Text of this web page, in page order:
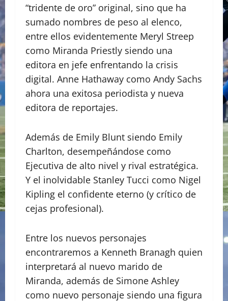
“tridente de oro” original, sino que ha
sumado nombres de peso al elenco,
entre ellos evidentemente Meryl Streep
como Miranda Priestly siendo una
editora en jefe enfrentando la crisis
digital. Anne Hathaway como Andy Sachs
ahora una exitosa periodista y nueva
editora de reportajes.
Además de Emily Blunt siendo Emily
Charlton, desempeñándose como
Ejecutiva de alto nivel y rival estratégica.
Y el inolvidable Stanley Tucci como Nigel
Kipling el confidente eterno (y crítico de
cejas profesional).
Entre los nuevos personajes
encontraremos a Kenneth Branagh quien
interpretará al nuevo marido de
Miranda, además de Simone Ashley
como nuevo personaje siendo una figura